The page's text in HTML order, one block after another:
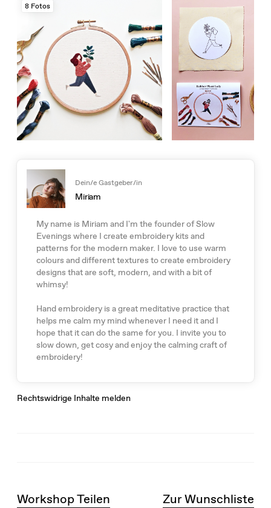
8 Fotos
Dein/e Gastgeber/in
Miriam
My name is Miriam and I'm the founder of Slow
Evenings where I create embroidery kits and
patterns for the modern maker. I love to use warm
colours and different textures to create embroidery
designs that are soft, modern, and with a bit of
whimsy!
Hand embroidery is a great meditative practice that
helps me calm my mind whenever I need it and I
hope that it can do the same for you. I invite you to
slow down, get cosy and enjoy the calming craft of
embroidery!
Rechtswidrige Inhalte melden
Workshop Teilen Zur Wunschliste